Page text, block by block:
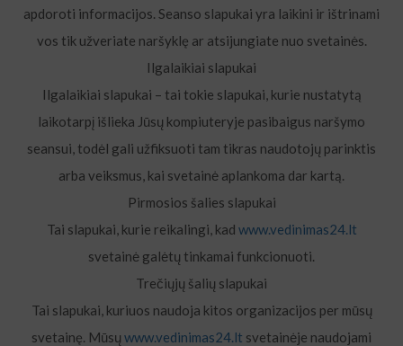
apdoroti informacijos. Seanso slapukai yra laikini ir ištrinami
vos tik užveriate naršyklę ar atsijungiate nuo svetainės.
Ilgalaikiai slapukai
Ilgalaikiai slapukai – tai tokie slapukai, kurie nustatytą
laikotarpį išlieka Jūsų kompiuteryje pasibaigus naršymo
seansui, todėl gali užfiksuoti tam tikras naudotojų parinktis
arba veiksmus, kai svetainė aplankoma dar kartą.
Pirmosios šalies slapukai
Tai slapukai, kurie reikalingi, kad www.vedinimas24.lt
svetainė galėtų tinkamai funkcionuoti.
Trečiųjų šalių slapukai
Tai slapukai, kuriuos naudoja kitos organizacijos per mūsų
svetainę. Mūsų www.vedinimas24.lt svetainėje naudojami